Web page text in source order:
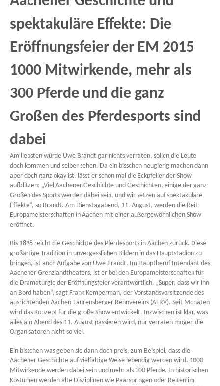
spektakuläre Effekte: Die
Eröffnungsfeier der EM 2015
1000 Mitwirkende, mehr als
300 Pferde und die ganz
Großen des Pferdesports sind
dabei
Am liebsten würde Uwe Brandt gar nichts verraten, sollen die Leute
doch kommen und selber sehen. Da ein bisschen neugierig machen dann
aber doch ganz okay ist, lässt er schon mal die Eckpfeiler der Show
aufblitzen: „Viel Aachener Geschichte und Geschichten, einige der ganz
Großen des Sports werden dabei sein, und wir setzen auf spektakuläre
Effekte“, so Brandt. Am Dienstagabend, 11. August, werden die Reit-
Europameisterschaften in Aachen mit einer außergewöhnlichen Show
eröffnet.
Bis 1898 reicht die Geschichte des Pferdesports in Aachen zurück. Diese
großartige Tradition in unvergesslichen Bildern in das Hauptstadion zu
bringen, ist auch Aufgabe von Uwe Brandt. Im Hauptberuf Intendant des
Aachener Grenzlandtheaters, ist er bei den Europameisterschaften für
die Dramaturgie der Eröffnungsfeier verantwortlich. „Super, dass wir ihn
an Bord haben“, sagt Frank Kemperman, der Vorstandsvorsitzende des
ausrichtenden Aachen-Laurensberger Rennvereins (ALRV). Seit Monaten
wird das Konzept für die große Show entwickelt. Inzwischen ist klar, was
alles am Abend des 11. August passieren wird, nur verraten mögen die
Organisatoren nicht so viel.
Ein bisschen was geben sie dann doch preis, zum Beispiel, dass die
Aachener Geschichte auf vielfältige Weise lebendig werden wird. 1000
Mitwirkende werden dabei sein und mehr als 300 Pferde. In historischen
Kostümen werden alte Disziplinen wie Paarspringen oder Reiten im